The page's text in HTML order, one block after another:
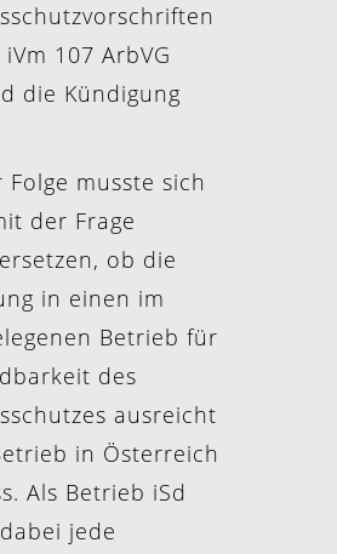
107 ArbVG
die Kündigung
musste sich
der Frage
ob die
in einen im
Betrieb für
des
ausreicht
in Österreich
Als Betrieb iSd
jede